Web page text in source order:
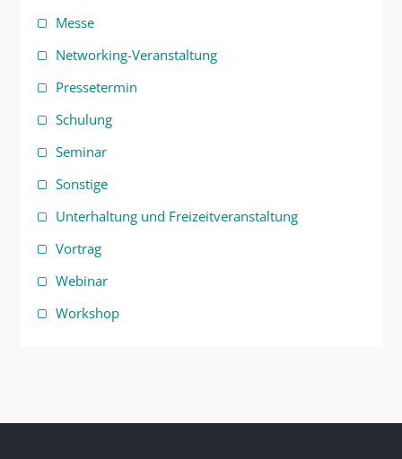
Messe
Networking-Veranstaltung
Pressetermin
Schulung
Seminar
Sonstige
Unterhaltung und Freizeitveranstaltung
Vortrag
Webinar
Workshop